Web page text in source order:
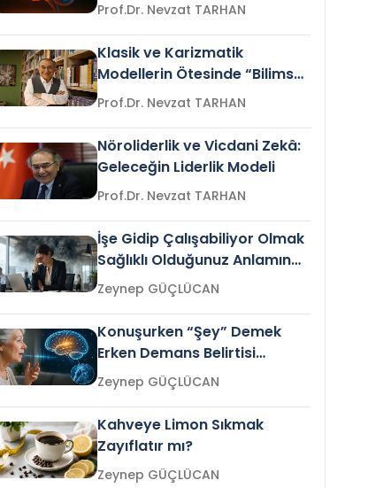
Prof.Dr. Nevzat TARHAN
Klasik ve Karizmatik
Modellerin Ötesinde “Bilimsel
Liderlik”
Prof.Dr. Nevzat TARHAN
Nöroliderlik ve Vicdani Zekâ:
Geleceğin Liderlik Modeli
Prof.Dr. Nevzat TARHAN
İşe Gidip Çalışabiliyor Olmak
Sağlıklı Olduğunuz Anlamına
Gelir mi?Zeynep GÜÇLÜCAN
Konuşurken “Şey” Demek
Erken Demans Belirtisi
Olabilir mi?Zeynep GÜÇLÜCAN
Kahveye Limon Sıkmak
Zayıflatır mı?
Zeynep GÜÇLÜCAN